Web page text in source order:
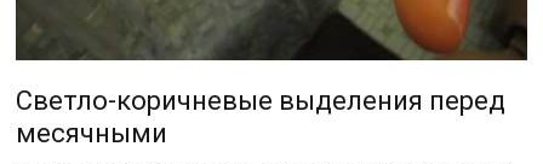
Светло-коричневые выделения перед
месячными